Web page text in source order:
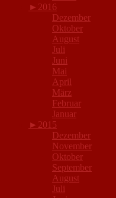
► 2016
Dezember
Oktober
August
Juli
Juni
Mai
April
März
Februar
Januar
► 2015
Dezember
November
Oktober
September
August
Juli